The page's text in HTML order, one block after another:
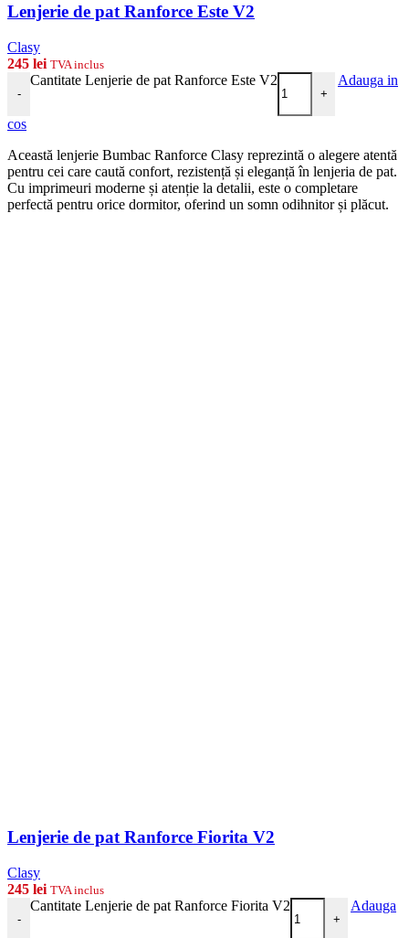
Lenjerie de pat Ranforce Este V2
Clasy
245 lei TVA inclus
-
Cantitate Lenjerie de pat Ranforce Este V2
+
Adauga in
cos
Această lenjerie Bumbac Ranforce Clasy reprezintă o alegere atentă
pentru cei care caută confort, rezistență și eleganță în lenjeria de pat.
Cu imprimeuri moderne și atenție la detalii, este o completare
perfectă pentru orice dormitor, oferind un somn odihnitor și plăcut.
Lenjerie de pat Ranforce Fiorita V2
Clasy
245 lei TVA inclus
-
Cantitate Lenjerie de pat Ranforce Fiorita V2
+
Adauga